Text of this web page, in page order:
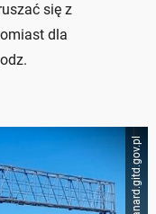
się z
dla
canard.gitd.gov.pl